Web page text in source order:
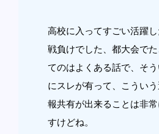
高校に入ってすごい活躍
戦負けでした、都大会で
てのはよくある話で、そ
にスレが有って、こうい
報共有が出来ることは非
すけどね。